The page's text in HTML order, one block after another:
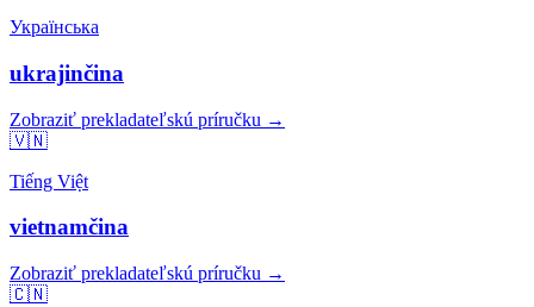
Українська
ukrajinčina
Zobraziť prekladateľskú príručku →
🇻🇳
Tiếng Việt
vietnamčina
Zobraziť prekladateľskú príručku →
🇨🇳